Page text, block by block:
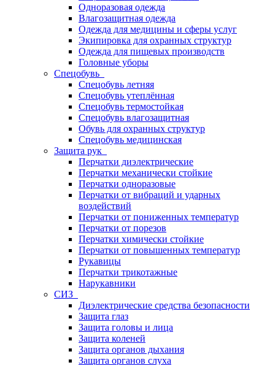
Одноразовая одежда
Влагозащитная одежда
Одежда для медицины и сферы услуг
Экипировка для охранных структур
Одежда для пищевых производств
Головные уборы
Спецобувь
Спецобувь летняя
Спецобувь утеплённая
Спецобувь термостойкая
Спецобувь влагозащитная
Обувь для охранных структур
Спецобувь медицинская
Защита рук
Перчатки диэлектрические
Перчатки механически стойкие
Перчатки одноразовые
Перчатки от вибраций и ударных
воздействий
Перчатки от пониженных температур
Перчатки от порезов
Перчатки химически стойкие
Перчатки от повышенных температур
Рукавицы
Перчатки трикотажные
Нарукавники
СИЗ
Диэлектрические средства безопасности
Защита глаз
Защита головы и лица
Защита коленей
Защита органов дыхания
Защита органов слуха